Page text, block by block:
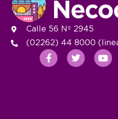
Calle 56 Nº 2945
(02262) 44 8000